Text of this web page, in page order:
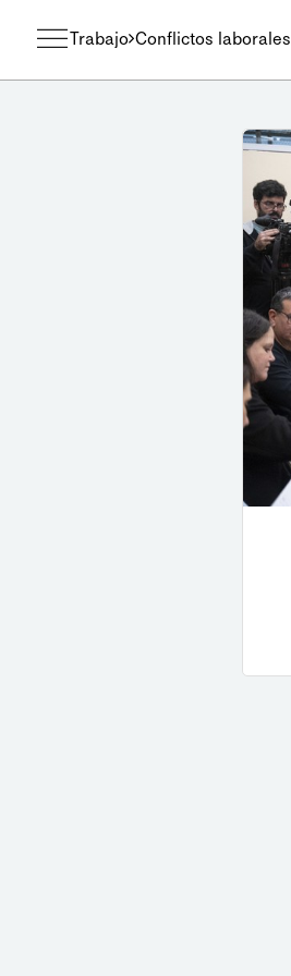
Trabajo Conflictos laborales